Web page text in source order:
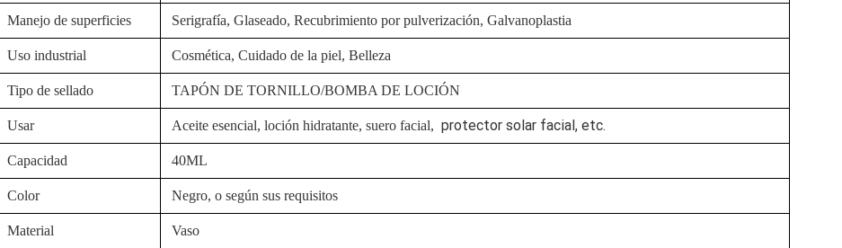
Manejo de superficies Serigrafía, Glaseado, Recubrimiento por pulverización, Galvanoplastia
Uso industrial Cosmética, Cuidado de la piel, Belleza
Tipo de sellado TAPÓN DE TORNILLO/BOMBA DE LOCIÓN
Usar Aceite esencial, loción hidratante, suero facial, protector solar facial, etc.
Capacidad 40ML
Color Negro, o según sus requisitos
Material Vaso